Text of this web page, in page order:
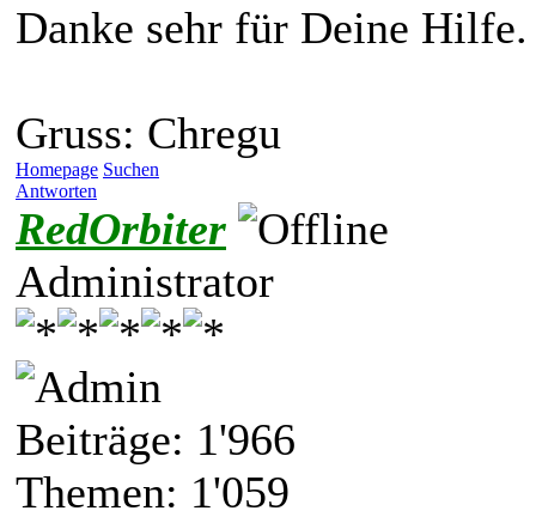
Danke sehr für Deine Hilfe.
Gruss: Chregu
Homepage Suchen
Antworten
RedOrbiter
Administrator
Beiträge: 1'966
Themen: 1'059